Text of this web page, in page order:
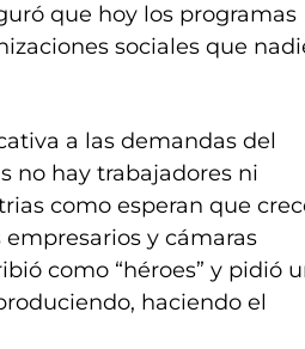
que hoy los programas
sociales que
a las demandas del
no hay trabajadores ni
como esperan que
y cámaras
como “héroes” y pidió
haciendo el